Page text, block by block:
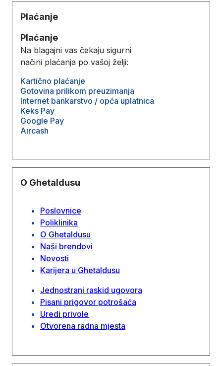
Plaćanje
Plaćanje
Na blagajni vas čekaju sigurni
načini plaćanja po vašoj želji:
Kartično plaćanje
Gotovina prilikom preuzimanja
Internet bankarstvo / opća uplatnica
Keks Pay
Google Pay
Aircash
O Ghetaldusu
Poslovnice
Poliklinika
O Ghetaldusu
Naši brendovi
Novosti
Karijera u Ghetaldusu
Jednostrani raskid ugovora
Pisani prigovor potrošaća
Uredi privole
Otvorena radna mjesta